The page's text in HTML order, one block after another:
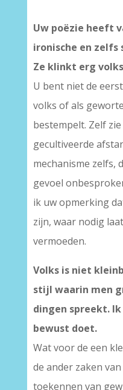
Uw poëzie heeft
ironische en zelfs
Ze klinkt erg
U bent niet de
volks of als
bestempelt. Zelf
gecultiveerde
mechanisme zelfs,
gevoel
ik uw opmerking
zijn, waar nodig
vermoeden.
Volks is niet
stijl waarin men
dingen spreekt.
bewust doet.
Wat voor de een
de ander zaken
toekennen van